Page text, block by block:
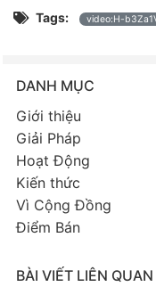
Tags: video:H-
DANH MỤC
Giới thiệu
Giải Pháp
Hoạt Động
Kiến thức
Vì Cộng Đồng
Điểm Bán
BÀI VIẾT LIÊN QUAN